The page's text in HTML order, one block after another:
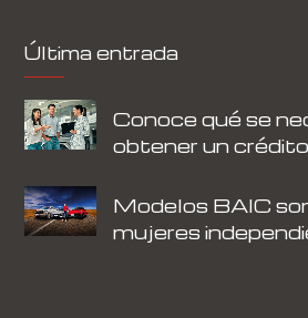
Última entrada
Conoce qué se
obtener un
Modelos BAIC
mujeres